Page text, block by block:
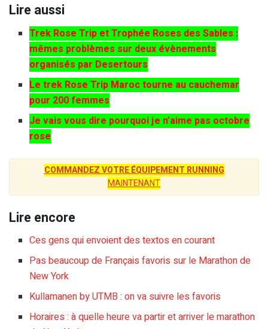
Lire aussi
Trek Rose Trip et Trophée Roses des Sables :
mêmes problèmes sur deux évènements
organisés par Desertours
Le trek Rose Trip Maroc tourne au cauchemar
pour 200 femmes
Je vais vous dire pourquoi je n’aime pas octobre
rose
COMMANDEZ VOTRE ÉQUIPEMENT RUNNING
MAINTENANT
Lire encore
Ces gens qui envoient des textos en courant
Pas beaucoup de Français favoris sur le Marathon de
New York
Kullamanen by UTMB : on va suivre les favoris
Horaires : à quelle heure va partir et arriver le marathon